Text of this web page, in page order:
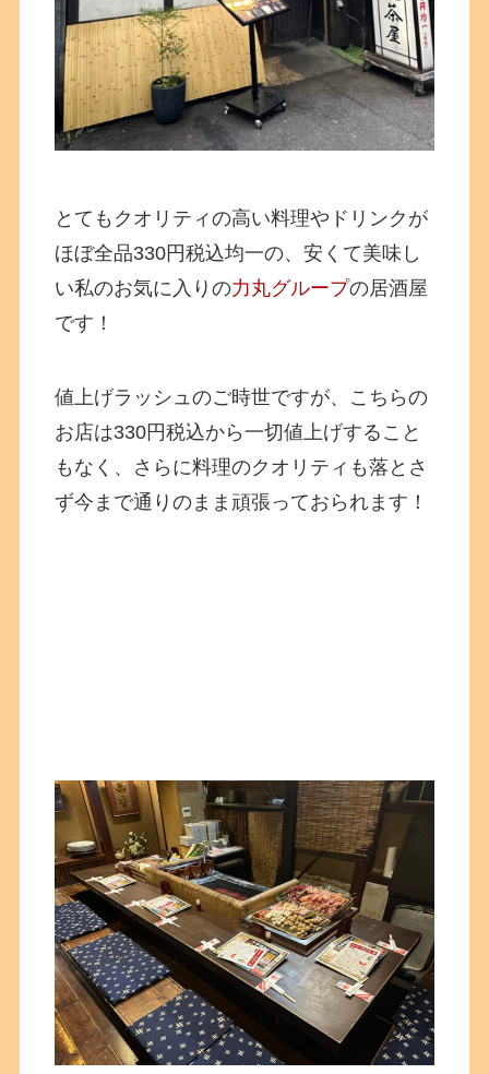
とてもクオリティの高い料理やドリンクが
ほぼ全品330円税込均一の、安くて美味し
い私のお気に入りの力丸グループの居酒屋
です！
値上げラッシュのご時世ですが、こちらの
お店は330円税込から一切値上げすること
もなく、さらに料理のクオリティも落とさ
ず今まで通りのまま頑張っておられます！